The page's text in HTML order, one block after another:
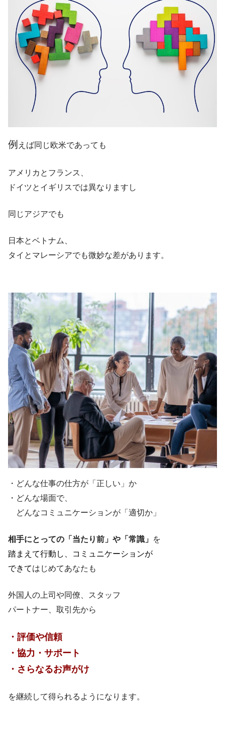
例 えば同じ欧米であっても
アメリカとフランス、
ドイツとイギリスでは異なりますし
同じアジアでも
日本とベトナム、
タイとマレーシアでも微妙な差があります。
・どんな仕事の仕方が「正しい」か
・どんな場面で、
どんなコミュニケーションが「適切か」
相手にとっての「当たり前」や「常識」 を
踏まえて行動し、コミュニケーションが
できてはじめてあなたも
​外国人の上司や同僚、スタッフ
パートナー、取引先から
・評価や信頼
・協力・サポート
・さらなるお声がけ
​を継続して得られるようになります。